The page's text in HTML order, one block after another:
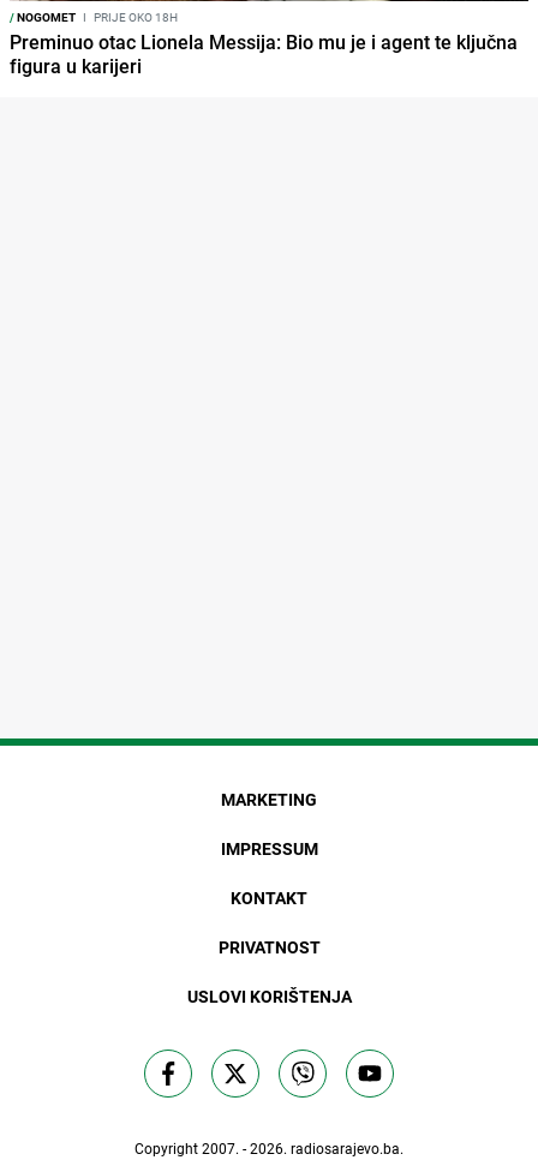
/NOGOMET I PRIJE OKO 18H
Preminuo otac Lionela Messija: Bio mu je i agent te ključna
figura u karijeri
MARKETING
IMPRESSUM
KONTAKT
PRIVATNOST
USLOVI KORIŠTENJA
Copyright 2007. - 2026. radiosarajevo.ba.